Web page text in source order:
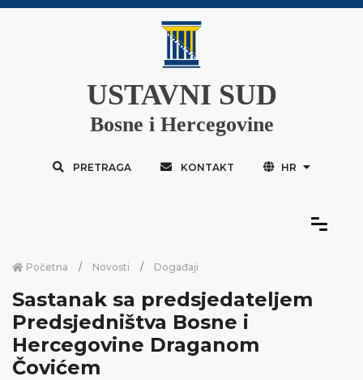
USTAVNI SUD
Bosne i Hercegovine
PRETRAGA KONTAKT HR
Početna Novosti Događaji
Sastanak sa predsjedateljem
Predsjedništva Bosne i
Hercegovine Draganom
Čovićem